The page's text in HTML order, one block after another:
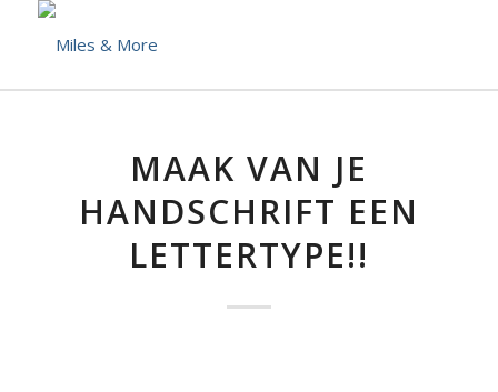
MAAK VAN JE
HANDSCHRIFT EEN
LETTERTYPE!!